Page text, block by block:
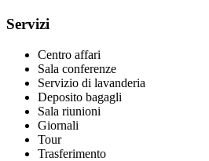
Servizi
Centro affari
Sala conferenze
Servizio di lavanderia
Deposito bagagli
Sala riunioni
Giornali
Tour
Trasferimento